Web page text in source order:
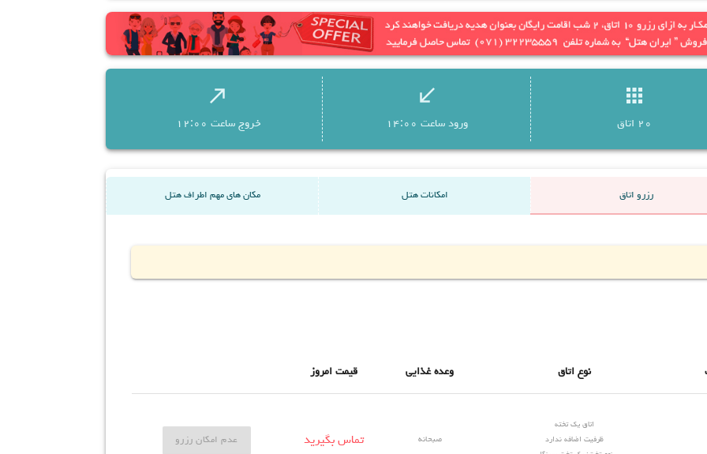
apps
20 اتاق
call_received
ورود ساعت 14:00
call_made
خروج ساعت 12:00
رزرو اتاق امکانات هتل مکان های مهم اطراف هتل
نوع اتاق وعده غذایی قیمت امروز
اتاق یک تخته
ظرفیت اضافه ندارد
صبحانه تماس بگیرید عدم امکان رزرو